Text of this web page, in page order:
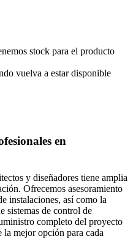
stock para el producto
vuelva a estar disponible
en
y diseñadores tiene amplia
Ofrecemos asesoramiento
instalaciones, así como la
sistemas de control de
completo del proyecto
la mejor opción para cada